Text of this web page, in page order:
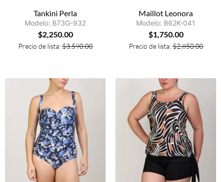
Tankini Perla
Modelo: B73G-932
$2,250.00
Precio de lista:$3,590.00
Maillot Leonora
Modelo: B62K-041
$1,750.00
Precio de lista:$2,850.00